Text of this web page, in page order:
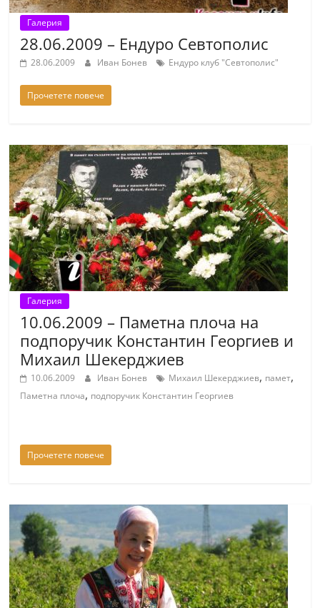
Галерия
28.06.2009 – Ендуро Севтополис
28.06.2009 Иван Бонев Ендуро клуб "Севтополис"
Прочетете повече
Галерия
10.06.2009 – Паметна плоча на
подпоручик Константин Георгиев и
Михаил Шекерджиев
10.06.2009 Иван Бонев Михаил Шекерджиев, памет,
Паметна плоча, подпоручик Константин Георгиев
Прочетете повече